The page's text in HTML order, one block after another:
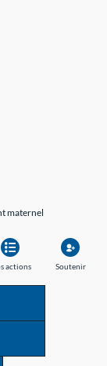
maternel
actions Soutenir